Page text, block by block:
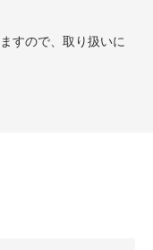
すので、取り扱いに